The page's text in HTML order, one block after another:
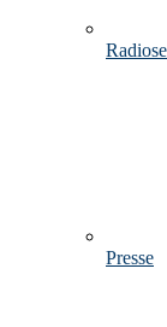
Presse